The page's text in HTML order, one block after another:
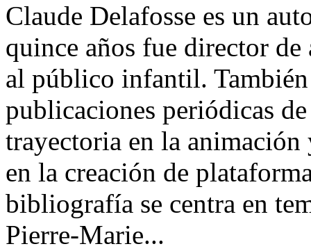
Claude Delafosse es un
quince años fue director
al público infantil.
publicaciones periódicas
trayectoria en la
en la creación de
bibliografía se centra en
Pierre-Marie...